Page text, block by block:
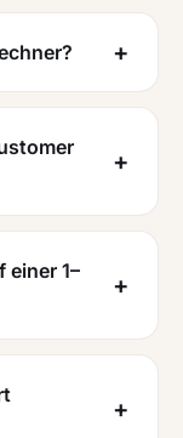
+
+
einer 1–
+
+